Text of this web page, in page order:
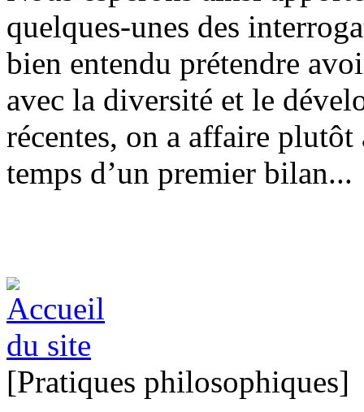
quelques-unes des
bien entendu prétendre
avec la diversité et le
récentes, on a affaire
temps d’un premier bilan...
[Pratiques philosophiques]